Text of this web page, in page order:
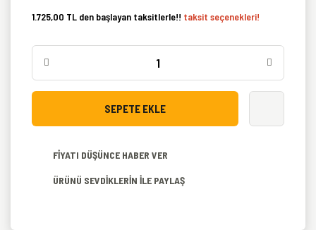
1.725,00 TL den başlayan taksitlerle!! taksit seçenekleri!
SEPETE EKLE
FİYATI DÜŞÜNCE HABER VER
ÜRÜNÜ SEVDİKLERİN İLE PAYLAŞ